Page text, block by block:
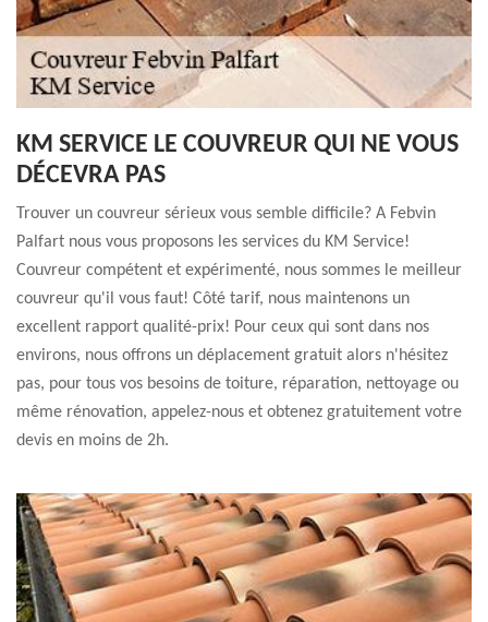
KM SERVICE LE COUVREUR QUI NE VOUS
DÉCEVRA PAS
Trouver un couvreur sérieux vous semble difficile? A Febvin
Palfart nous vous proposons les services du KM Service!
Couvreur compétent et expérimenté, nous sommes le meilleur
couvreur qu'il vous faut! Côté tarif, nous maintenons un
excellent rapport qualité-prix! Pour ceux qui sont dans nos
environs, nous offrons un déplacement gratuit alors n'hésitez
pas, pour tous vos besoins de toiture, réparation, nettoyage ou
même rénovation, appelez-nous et obtenez gratuitement votre
devis en moins de 2h.